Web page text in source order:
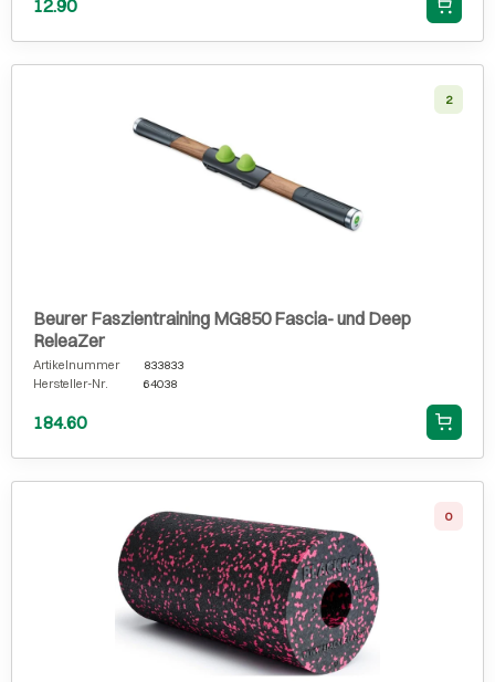
12.90
2
Beurer Faszientraining MG850 Fascia- und Deep
ReleaZer
Artikelnummer
833833
Hersteller-Nr.
64038
184.60
0